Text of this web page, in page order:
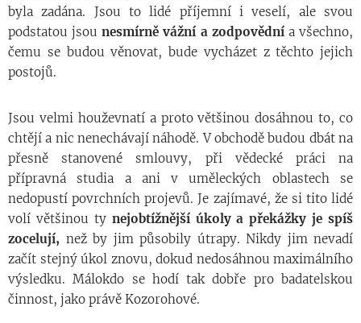
byla zadána. Jsou to lidé příjemní i veselí, ale svou
podstatou jsounesmírně vážní a zodpovědnía všechno,
čemu se budou věnovat, bude vycházet z těchto jejich
postojů.
Jsou velmi houževnatí a proto většinou dosáhnou to, co
chtějí a nic nenechávají náhodě. V obchodě budou dbát na
přesně stanovené smlouvy, při vědecké práci na
přípravná studia a ani v uměleckých oblastech se
nedopustí povrchních projevů. Je zajímavé, že si tito lidé
volí většinou ty nejobtížnější úkoly a překážky je spíš
zocelují, než by jim působily útrapy. Nikdy jim nevadí
začít stejný úkol znovu, dokud nedosáhnou maximálního
výsledku. Málokdo se hodí tak dobře pro badatelskou
činnost, jako právě Kozorohové.